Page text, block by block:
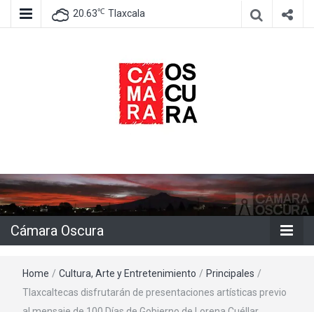
20.63℃ Tlaxcala
Cámara
Oscura
Cámara Oscura
Home / Cultura, Arte y Entretenimiento / Principales /
Tlaxcaltecas disfrutarán de presentaciones artísticas previo